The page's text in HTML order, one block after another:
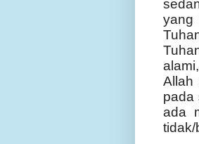
yang
Allah
pada
ada
tidak/